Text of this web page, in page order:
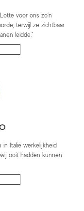
voor ons zo’n
terwijl ze zichtbaar
leidde."
Italië werkelijkheid
ooit hadden kunnen